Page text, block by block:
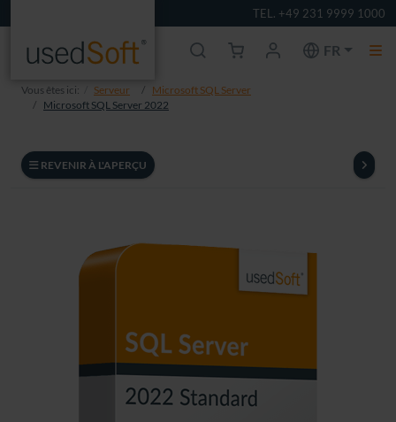
TEL. +49 231 9999 1000
FR
Vous êtes ici: Serveur
Microsoft SQL Server
Microsoft SQL Server 2022
REVENIR À L'APERÇU